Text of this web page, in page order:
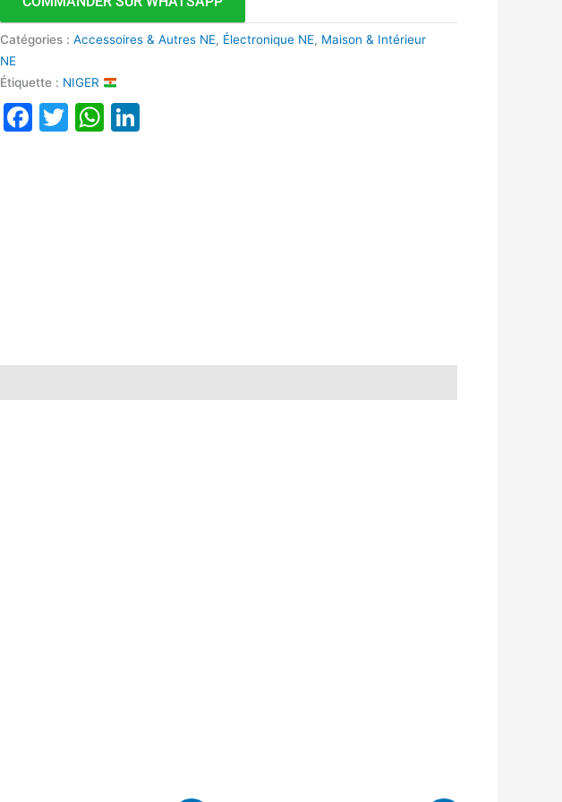
Catégories :Accessoires & Autres NE, Électronique NE, Maison & Intérieur
NE
Étiquette : NIGER
Facebook
TwitterWhatsApp